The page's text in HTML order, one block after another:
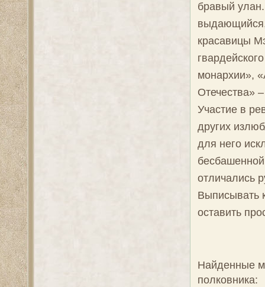
бравый
выдающийся,
красавицы
монархии»,
Отечества»
Участие в
других
для него
отличались
Выписывать
оставить
Найденные
полковника: